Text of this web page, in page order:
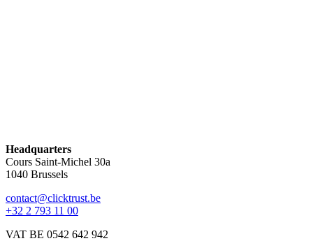
Headquarters
Cours Saint-Michel 30a
1040 Brussels
contact@clicktrust.be
+32 2 793 11 00
VAT BE 0542 642 942